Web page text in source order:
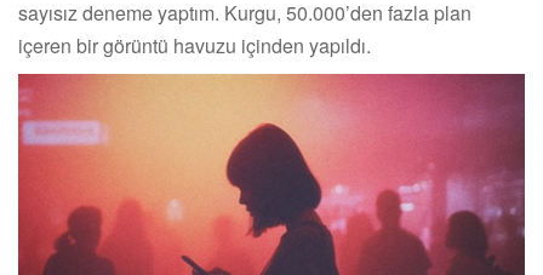
sayısız deneme yaptım. Kurgu, 50.000’den fazla plan
içeren bir görüntü havuzu içinden yapıldı.